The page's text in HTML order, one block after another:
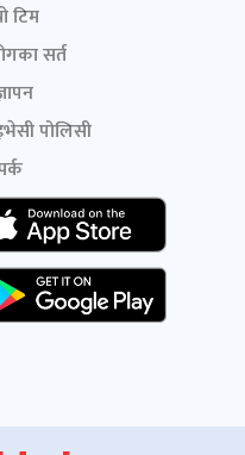
टिम
सर्त
पोलिसी